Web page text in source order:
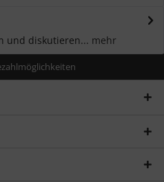
und diskutieren... mehr